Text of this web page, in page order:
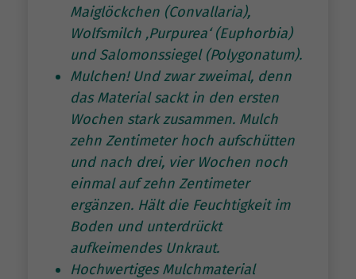
Maiglöckchen (Convallaria),
Wolfsmilch ‚Purpurea‘ (Euphorbia)
und Salomonssiegel (Polygonatum).
Mulchen! Und zwar zweimal, denn
das Material sackt in den ersten
Wochen stark zusammen. Mulch
zehn Zentimeter hoch aufschütten
und nach drei, vier Wochen noch
einmal auf zehn Zentimeter
ergänzen. Hält die Feuchtigkeit im
Boden und unterdrückt
aufkeimendes Unkraut.
Hochwertiges Mulchmaterial